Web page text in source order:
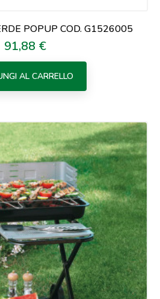
POPUP COD. G1526005
Prezzo
91,88 €
AL CARRELLO